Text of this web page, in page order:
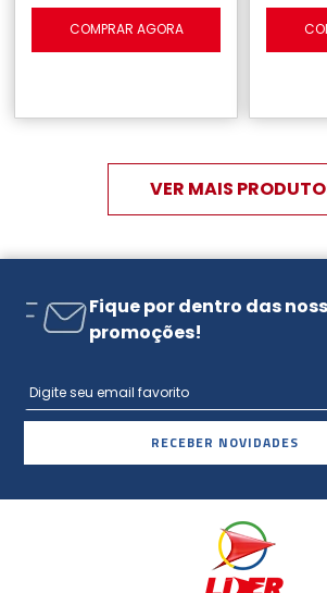
COMPRAR AGORA
Fique por dentro das
promoções!
RECEBER NOVIDADES